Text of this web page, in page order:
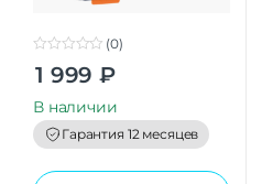
t
o
f
5
(0)
1 999 ₽
В наличии
Гарантия 12 месяцев